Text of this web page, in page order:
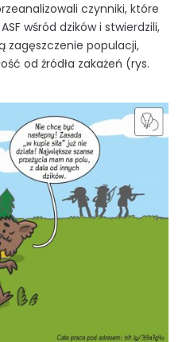
czynniki, które
wśród dzików i stwierdzili,
zagęszczenie populacji,
od źródła zakażeń (rys.